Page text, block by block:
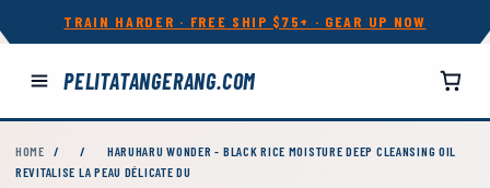
TRAIN HARDER · FREE SHIP $75+ · GEAR UP NOW
PELITATANGERANG.COM
HOME / /
HARUHARU WONDER - BLACK RICE MOISTURE DEEP CLEANSING OIL
REVITALISE LA PEAU DÉLICATE DU